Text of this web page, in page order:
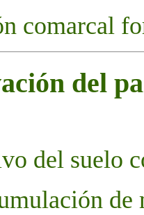
comarcal
del
del suelo
de